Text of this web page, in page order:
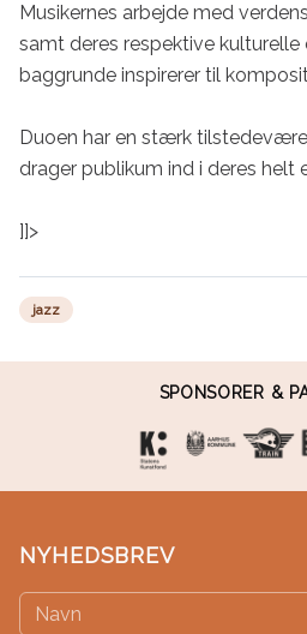
Musikernes arbejde med
samt deres respektive kulturelle
baggrunde inspirerer til
Duoen har en stærk
drager publikum ind i deres helt
]]>
jazz
SPONSORER &
NYHEDSBREV